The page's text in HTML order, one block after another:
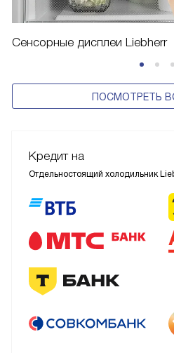
Сенсорные дисплеи Liebherr
ПОСМОТРЕТЬ
Кредит на
Отдельностоящий холодильник